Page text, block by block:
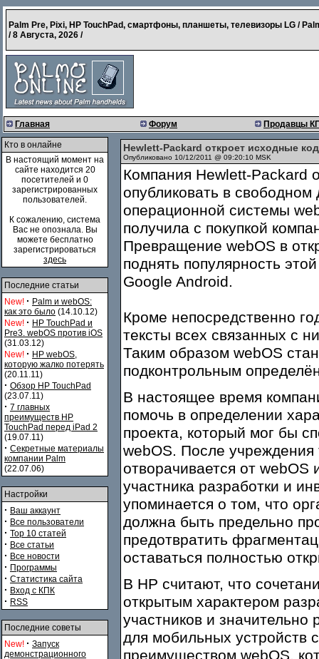
Palm Pre, Pixi, HP TouchPad, смартфоны, планшеты, телевизоры LG /
/8 Августа, 2026 /
Главная Форум Продавцы
Кто в онлайне
В настоящий момент на
сайте находится 20
посетителей и 0
зарегистрированных
пользователей.
К сожалению, система
Вас не опознала. Вы
можете бесплатно
зарегистрироваться
здесь
Последние статьи
New! · Palm и webOS:
как это было (14.10.12)
New! · HP TouchPad и
Pre3. webOS против iOS
(31.03.12)
New! · HP webOS,
которую жалко потерять
(20.11.11)
· Обзор HP TouchPad
(23.07.11)
· 7 главных
преимуществ HP
TouchPad перед iPad 2
(19.07.11)
· Секретные материалы
компании Palm
(22.07.06)
Настройки
· Ваш аккаунт
· Все пользователи
· Top 10 статей
· Все статьи
· Все новости
· Программы
· Статистика сайта
· Вход с КПК
· RSS
Последние советы
New! · Запуск
демонстрационного
Hewlett-Packard откроет исходные
Опубликовано 10/12/2011 @ 09:20:10 MSK
Компания Hewlett-Packard
опубликовать в
операционной системы
получила с покупкой
Превращение webOS в
поднять популярность
Google Android.
Кроме непосредственно
тексты всех связанных с
Таким образом webOS
подконтрольным
В настоящее время
помочь в определении
проекта, который мог бы
webOS. После учреждения
отворачивается от webOS
участника разработки и
упоминается о том, что
должна быть предельно
предотвратить
оставаться полностью
В HP считают, что
открытым характером
участников и
для мобильных устройств
преимуществом webOS,